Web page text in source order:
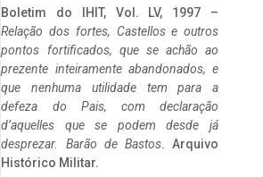
Boletim do IHIT, Vol. LV, 1997 –
Relação dos fortes, Castellos e outros
pontos fortificados, que se achão ao
prezente inteiramente abandonados, e
que nenhuma utilidade tem para a
defeza do Pais, com declaração
d’aquelles que se podem desde já
desprezar. Barão de Bastos. Arquivo
Histórico Militar.